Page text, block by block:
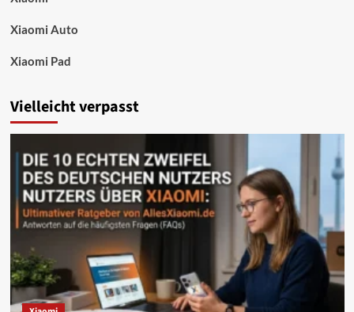
Xiaomi Auto
Xiaomi Pad
Vielleicht verpasst